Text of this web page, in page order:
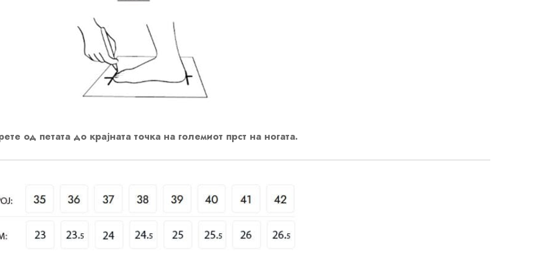
од петата до крајната точка на големиот прст на ногата.